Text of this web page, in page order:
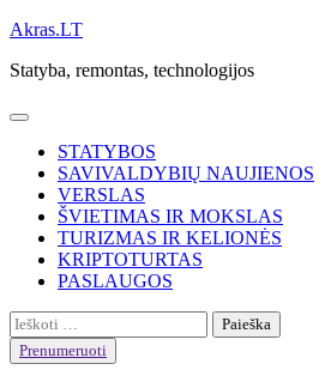
Skip
content
Akras.LT
Statyba, remontas, technologijos
STATYBOS
SAVIVALDYBIŲ NAUJIENOS
VERSLAS
ŠVIETIMAS IR MOKSLAS
TURIZMAS IR KELIONĖS
KRIPTOTURTAS
PASLAUGOS
Ieškoti:
Prenumeruoti